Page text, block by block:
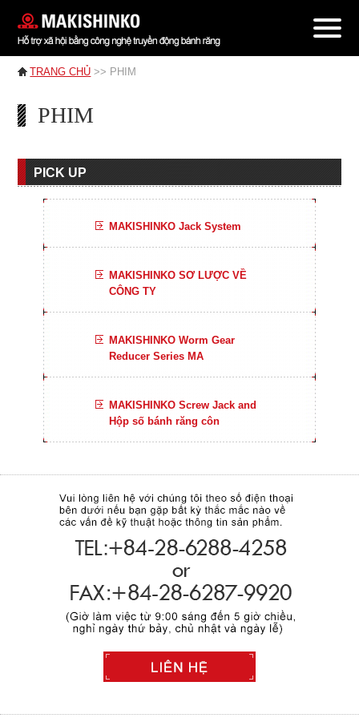
TRANG CHỦ >> PHIM
PHIM
PICK UP
MAKISHINKO Jack System
MAKISHINKO SƠ LƯỢC VỀ
CÔNG TY
MAKISHINKO Worm Gear
Reducer Series MA
MAKISHINKO Screw Jack and
Hộp số bánh răng côn